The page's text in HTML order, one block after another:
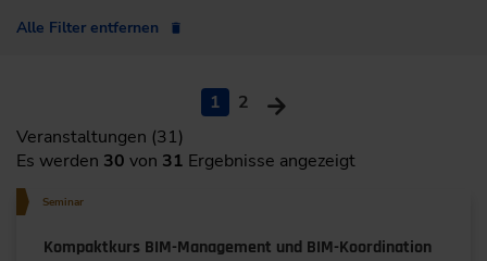
Alle Filter entfernen
1
2
Veranstaltungen (31)
Es werden 30 von 31 Ergebnisse angezeigt
Seminar
Kompaktkurs BIM-Management und BIM-Koordination